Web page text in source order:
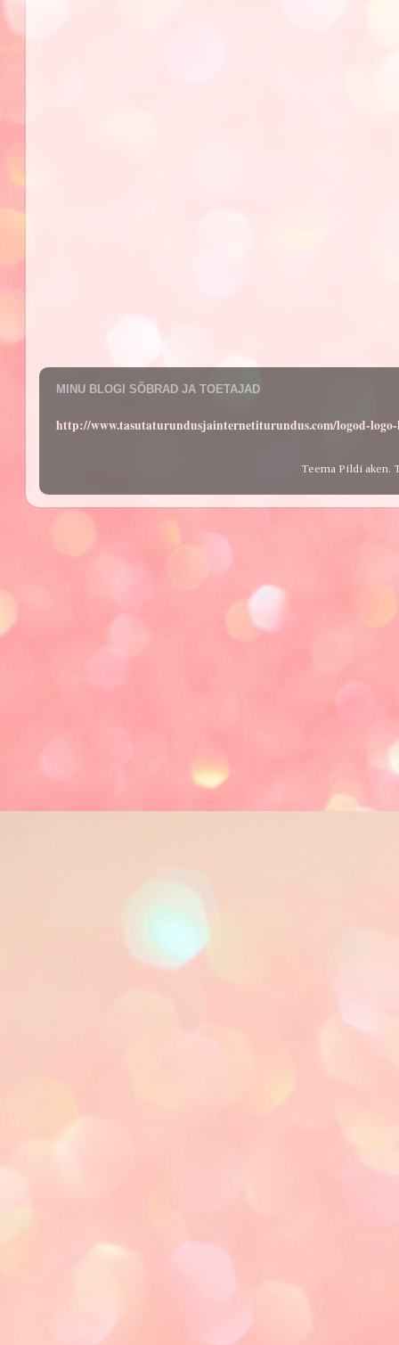
MINU BLOGI SÕBRAD JA TOETAJAD
http://www.tasutaturundusjainternetiturundus.com/logod-
Teema Pildi aken.